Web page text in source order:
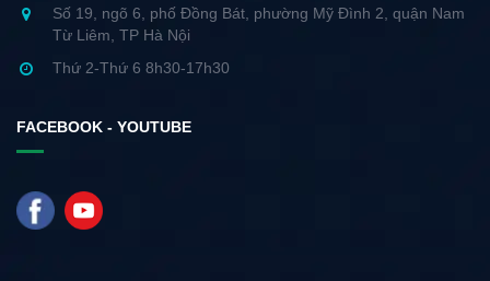
Số 19, ngõ 6, phố Đồng Bát, phường Mỹ Đình 2, quận Nam
Từ Liêm, TP Hà Nội
Thứ 2-Thứ 6 8h30-17h30
FACEBOOK - YOUTUBE